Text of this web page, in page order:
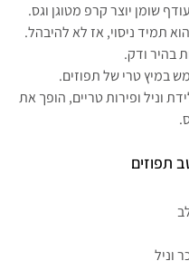
שומן יוצר קרפ מטוגן וגס.
תמיד ניסוי, אז לא להיבהל.
בהיר ודק.
במיץ טרי של תפוזים.
וניל ופירות טריים, הופך את
תפוזים